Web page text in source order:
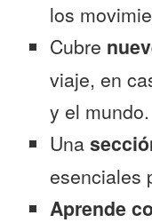
los
Cubre
viaje, en
y el mundo.
Una
esenciales
Aprende